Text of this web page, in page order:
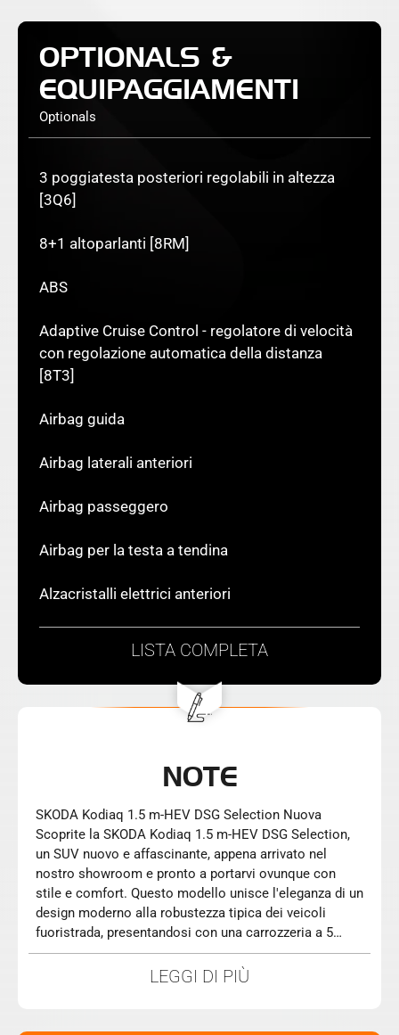
OPTIONALS &
EQUIPAGGIAMENTI
Optionals
3 poggiatesta posteriori regolabili in altezza
[3Q6]
8+1 altoparlanti [8RM]
ABS
Adaptive Cruise Control - regolatore di velocità
con regolazione automatica della distanza
[8T3]
Airbag guida
Airbag laterali anteriori
Airbag passeggero
Airbag per la testa a tendina
Alzacristalli elettrici anteriori
LISTA COMPLETA
NOTE
SKODA Kodiaq 1.5 m-HEV DSG Selection Nuova
Scoprite la SKODA Kodiaq 1.5 m-HEV DSG Selection,
un SUV nuovo e affascinante, appena arrivato nel
nostro showroom e pronto a portarvi ovunque con
stile e comfort. Questo modello unisce l'eleganza di un
design moderno alla robustezza tipica dei veicoli
fuoristrada, presentandosi con una carrozzeria a 5
porte che accoglie comodamente fino a 5 passeggeri.
Sotto il cofano batte un cuore ibrido di ultima
prestazioni brillanti e consumi ottimizzati grazie alla
LEGGI DI PIÙ